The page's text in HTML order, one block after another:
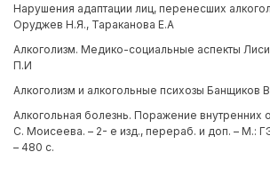
Нарушения адаптации лиц, перенесших
Оруджев Н.Я., Тараканова Е.А
Алкоголизм. Медико-социальные аспекты
П.И
Алкоголизм и алкогольные психозы Банщиков
Алкогольная болезнь. Поражение внутренних
С. Моисеева. – 2- е изд., перераб. и доп. – М.:
– 480 с.